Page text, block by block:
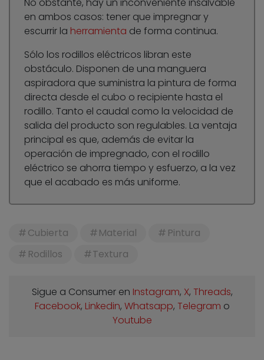
No obstante, hay un inconveniente insalvable
en ambos casos: tener que impregnar y
escurrir la herramienta de forma continua.
Sólo los rodillos eléctricos libran este
obstáculo. Disponen de una manguera
aspiradora que suministra la pintura de forma
directa desde el cubo o recipiente hasta el
rodillo. Tanto el caudal como la velocidad de
salida del producto son regulables. La ventaja
principal es que, además de evitar la
operación de impregnado, con el rodillo
eléctrico se ahorra tiempo y esfuerzo, a la vez
que el acabado es más uniforme.
Cubierta Material
Pintura
Rodillos
Textura
Sigue a Consumer en Instagram, X, Threads,
Facebook, Linkedin, Whatsapp, Telegram o
Youtube